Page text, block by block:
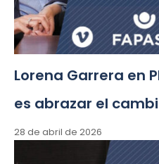
Lorena Garrera en
es abrazar el
28 de abril de 2026